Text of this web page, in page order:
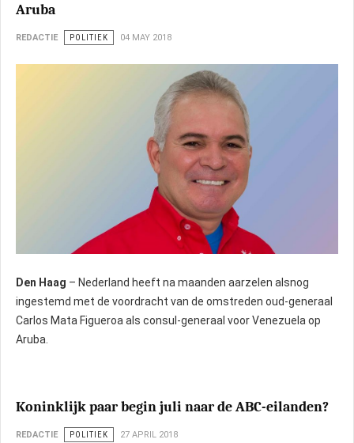
Aruba
REDACTIE POLITIEK 04 MAY 2018
Den Haag – Nederland heeft na maanden aarzelen alsnog
ingestemd met de voordracht van de omstreden oud-generaal
Carlos Mata Figueroa als consul-generaal voor Venezuela op
Aruba.
Koninklijk paar begin juli naar de ABC-eilanden?
REDACTIE POLITIEK 27 APRIL 2018